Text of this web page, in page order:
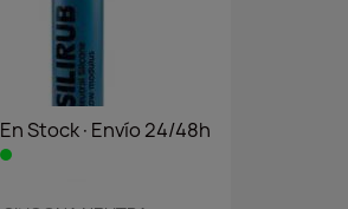
En Stock·Envío 24/48h